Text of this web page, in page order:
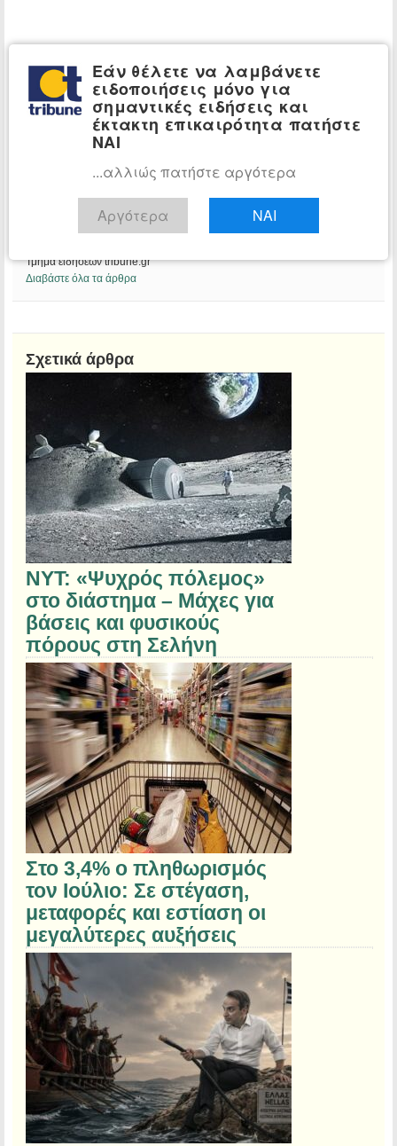
Τμήμα ειδήσεων tribune.gr
Διαβάστε όλα τα άρθρα
Σχετικά άρθρα
NYT: «Ψυχρός πόλεμος»
στο διάστημα – Μάχες για
βάσεις και φυσικούς
πόρους στη Σελήνη
Στο 3,4% ο πληθωρισμός
τον Ιούλιο: Σε στέγαση,
μεταφορές και εστίαση οι
μεγαλύτερες αυξήσεις
Εάν θέλετε να λαμβάνετε
ειδοποιήσεις μόνο για
σημαντικές ειδήσεις και
έκτακτη επικαιρότητα πατήστε
ΝΑΙ
...αλλιώς πατήστε αργότερα
Αργότερα ΝΑΙ